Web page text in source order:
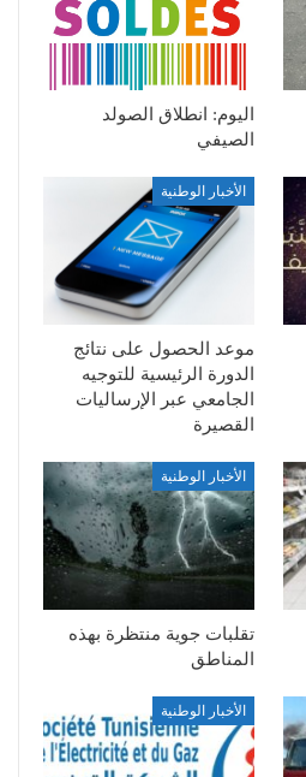
اليوم: انطلاق الصولد
الصيفي
الأخبار الوطنية
موعد الحصول على نتائج
الدورة الرئيسية للتوجيه
الجامعي عبر الإرساليات
القصيرة
الأخبار الوطنية
تقلبات جوية منتظرة بهذه
المناطق
الأخبار الوطنية